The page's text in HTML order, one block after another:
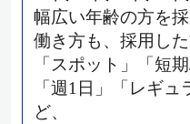
幅広い年齢の方を
働き方も、採用し
「スポット」「短
「週1日」「レギ
ど、